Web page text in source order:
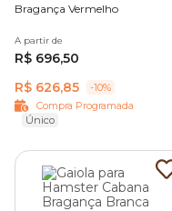
Bragança Vermelho
A partir de
R$ 696,50
R$ 626,85
-10%
Compra Programada
Único